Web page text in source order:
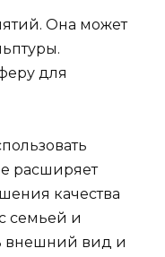
Она может
для
расширяет
качества
семьей и
внешний вид и